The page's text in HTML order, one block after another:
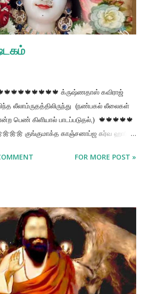
காட்டுபவர் 3. மாயா மனுஷ விக்ராஹ
க்ருஷ்ணதாஸ் கவிராஜ்
லீலாம்ருதத்திலிருந்து (நண்பகல் லீலைகள்
பெண் கிளியால் பாடப்படுதல்,) 🍁🍁🍁🍁🍁
குங்குமாக்த காஞ்சனாப்ஜ கர்வ ஹாரி
ஸாதிகா மயம் ஆத்ம பாத பத்ம தாஸ்ய
வித அழகை வெளிப்படுத்துகின்றது. அவளது
நறுமணமோ குங்குமப் பூவால்
வாசனையை மிஞ்சக் கூடியதாக
நந்த மஹாராஜாவின்
சகல விதத்திலும் திருப்திபடுத்தக்
பேரன்பு மிக்க ஸ்ரீராதிகா தனது
FOR MORE POST »